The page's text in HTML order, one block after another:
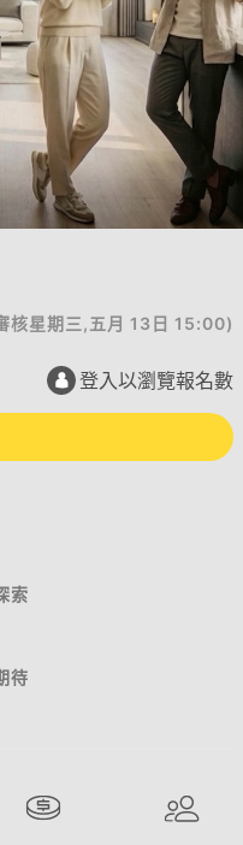
核星期三,五月 13日 15:00)
登入以瀏覽報名數
索
待